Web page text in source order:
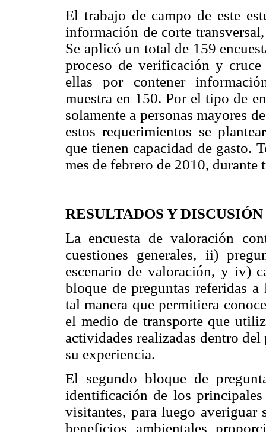
El trabajo de campo de este
información de corte
Se aplicó un total de 159
proceso de verificación y
ellas por contener
muestra en 150. Por el tipo de
solamente a personas mayores
estos requerimientos se
que tienen capacidad de gasto.
mes de febrero de 2010, durante
RESULTADOS Y DISCUSIÓN
La encuesta de valoración
cuestiones generales, ii)
escenario de valoración, y iv)
bloque de preguntas referidas a
tal manera que permitiera
el medio de transporte que
actividades realizadas dentro
su experiencia.
El segundo bloque de
identificación de los
visitantes, para luego
beneficios ambientales